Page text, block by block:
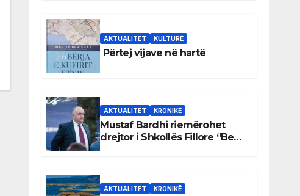
AKTUALITET KULTURË
Përtej vijave në hartë
AKTUALITET KRONIKË
Mustaf Bardhi riemërohet
drejtor i Shkollës Fillore “Bedri
AKTUALITET KRONIKË